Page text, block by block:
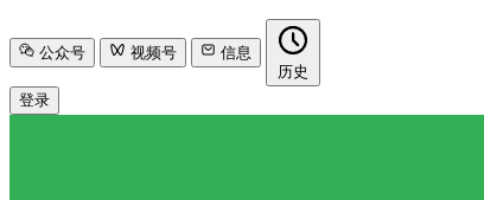
公众号 视频号
信息
历史
登录